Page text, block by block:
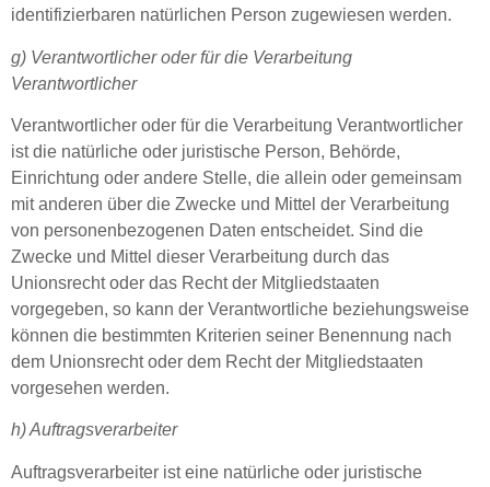
identifizierbaren natürlichen Person zugewiesen werden.
g) Verantwortlicher oder für die Verarbeitung
Verantwortlicher
Verantwortlicher oder für die Verarbeitung Verantwortlicher
ist die natürliche oder juristische Person, Behörde,
Einrichtung oder andere Stelle, die allein oder gemeinsam
mit anderen über die Zwecke und Mittel der Verarbeitung
von personenbezogenen Daten entscheidet. Sind die
Zwecke und Mittel dieser Verarbeitung durch das
Unionsrecht oder das Recht der Mitgliedstaaten
vorgegeben, so kann der Verantwortliche beziehungsweise
können die bestimmten Kriterien seiner Benennung nach
dem Unionsrecht oder dem Recht der Mitgliedstaaten
vorgesehen werden.
h) Auftragsverarbeiter
Auftragsverarbeiter ist eine natürliche oder juristische